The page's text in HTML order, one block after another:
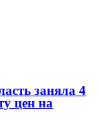
заняла 4
цен на